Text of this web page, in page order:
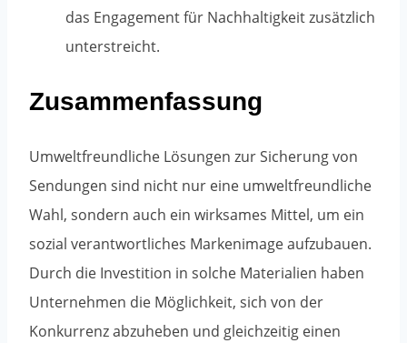
das Engagement für Nachhaltigkeit zusätzlich
unterstreicht.
Zusammenfassung
Umweltfreundliche Lösungen zur Sicherung von
Sendungen sind nicht nur eine umweltfreundliche
Wahl, sondern auch ein wirksames Mittel, um ein
sozial verantwortliches Markenimage aufzubauen.
Durch die Investition in solche Materialien haben
Unternehmen die Möglichkeit, sich von der
Konkurrenz abzuheben und gleichzeitig einen